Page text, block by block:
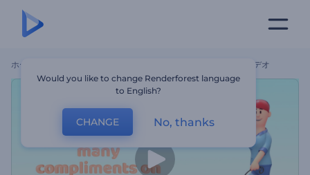
ホーム ドッグケアセンター用のプロモーションビデオ
Would you like to change Renderforest language
to English?
CHANGE No, thanks